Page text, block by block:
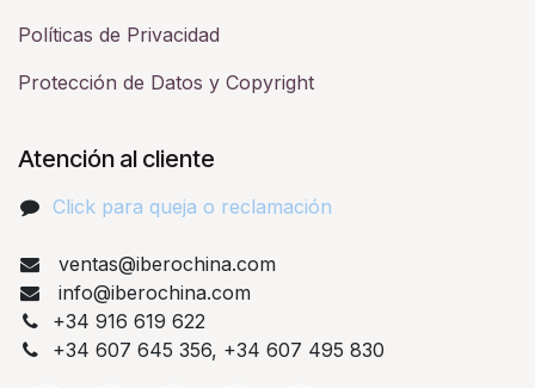
Políticas de Privacidad
Protección de Datos y Copyright
Atención al cliente
Click para queja o reclamación​
ventas@iberochina.com
info@iberochina.com
+34 916 619 622
+34 607 645 356, +34 607 495 830